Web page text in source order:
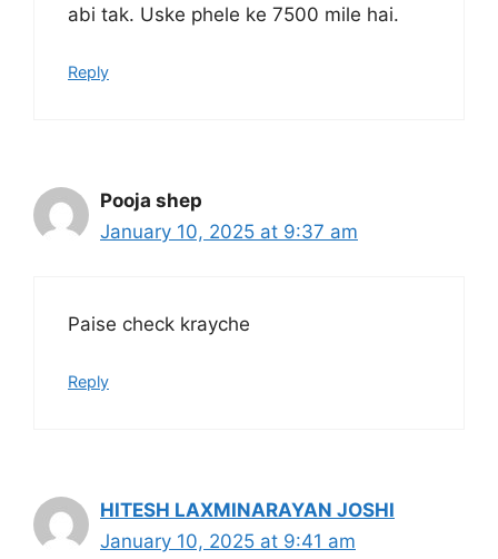
abi tak. Uske phele ke 7500 mile hai.
Reply
Pooja shep
January 10, 2025 at 9:37 am
Paise check krayche
Reply
HITESH LAXMINARAYAN JOSHI
January 10, 2025 at 9:41 am